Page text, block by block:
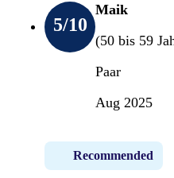
5/10
Maik
(50 bis 59
Paar
Aug 2025
Recommended